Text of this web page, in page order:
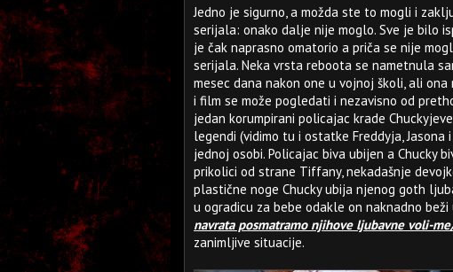
Jedno je sigurno, a možda ste to mogli i
serijala: onako dalje nije moglo. Sve je bilo
je čak naprasno omatorio a priča se nije
serijala. Neka vrsta reboota se nametnula
mesec dana nakon one u vojnoj školi, ali
i film se može pogledati i nezavisno od
jedan korumpirani policajac krade
legendi (vidimo tu i ostatke Freddyja,
jednoj osobi. Policajac biva ubijen a Chucky
prikolici od strane Tiffany, nekadašnje
plastične noge Chucky ubija njenog goth
u ogradicu za bebe odakle on naknadno beži
navrata posmatramo njihove ljubavne voli-
zanimljive situacije.